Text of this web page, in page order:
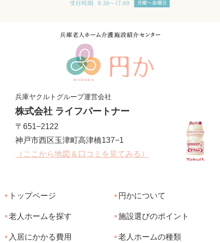
兵庫ヤクルトグループ運営会社
株式会社 ライフパートナー
〒651−2122
神戸市西区玉津町高津橋137−1
（ここから地図＆口コミを見てみる）
トップページ 円かについて
老人ホームを探す 施設選びのポイント
入居にかかる費用 老人ホームの種類